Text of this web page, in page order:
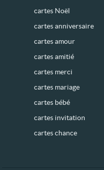
cartes Noël
cartes anniversaire
cartes amour
cartes amitié
cartes merci
cartes mariage
cartes bébé
cartes invitation
cartes chance